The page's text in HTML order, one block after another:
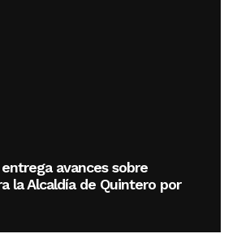
avances sobre
la Alcaldía de Quintero por